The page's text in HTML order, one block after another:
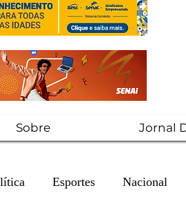
Sobre Jornal
Esportes Nacional